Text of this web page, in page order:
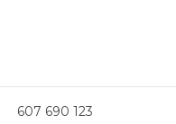
607 690 123